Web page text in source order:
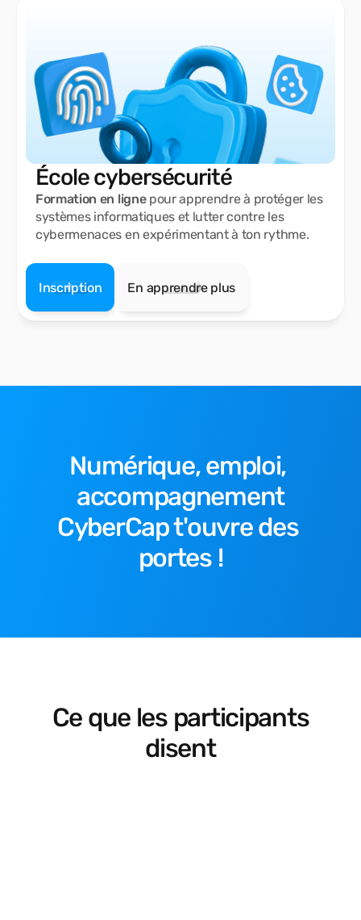
École cybersécurité
Formation en lignepour apprendre à protéger les
systèmes informatiques et lutter contre les
cybermenaces en expérimentant à ton rythme.
Inscription En apprendre plus
Numérique, emploi,
accompagnement
CyberCap t'ouvre des
portes !
Ce que les participants
disent